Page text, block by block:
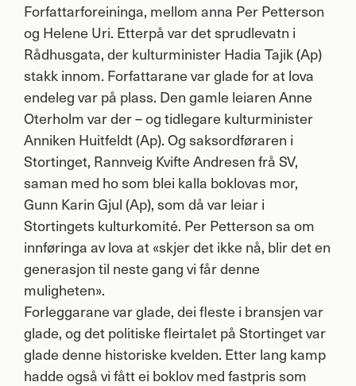
Forfattarforeininga, mellom anna Per Petterson
og Helene Uri. Etterpå var det sprudlevatn i
Rådhusgata, der kulturminister Hadia Tajik (Ap)
stakk innom. Forfattarane var glade for at lova
endeleg var på plass. Den gamle leiaren Anne
Oterholm var der – og tidlegare kulturminister
Anniken Huitfeldt (Ap). Og saksordføraren i
Stortinget, Rannveig Kvifte Andresen frå SV,
saman med ho som blei kalla boklovas mor,
Gunn Karin Gjul (Ap), som då var leiar i
Stortingets kulturkomité. Per Petterson sa om
innføringa av lova at «skjer det ikke nå, blir det en
generasjon til neste gang vi får denne
muligheten».
Forleggarane var glade, dei fleste i bransjen var
glade, og det politiske fleirtalet på Stortinget var
glade denne historiske kvelden. Etter lang kamp
hadde også vi fått ei boklov med fastpris som